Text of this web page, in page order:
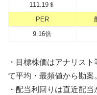
111.19＄
PER
9.16倍
・目標株価はアナリス
て平均・最頻値から勘案
・配当利回りは直近配